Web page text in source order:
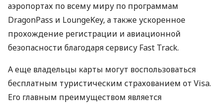
аэропортах по всему миру по программам
DragonPass и LoungeKey, а также ускоренное
прохождение регистрации и авиационной
безопасности благодаря сервису Fast Track.
А еще владельцы карты могут воспользоваться
бесплатным туристическим страхованием от Visa.
Его главным преимуществом является